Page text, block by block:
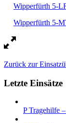
Wipperfürth 5-
Wipperfürth 5-
Zurück zur
Letzte Einsätze
P Tragehilfe